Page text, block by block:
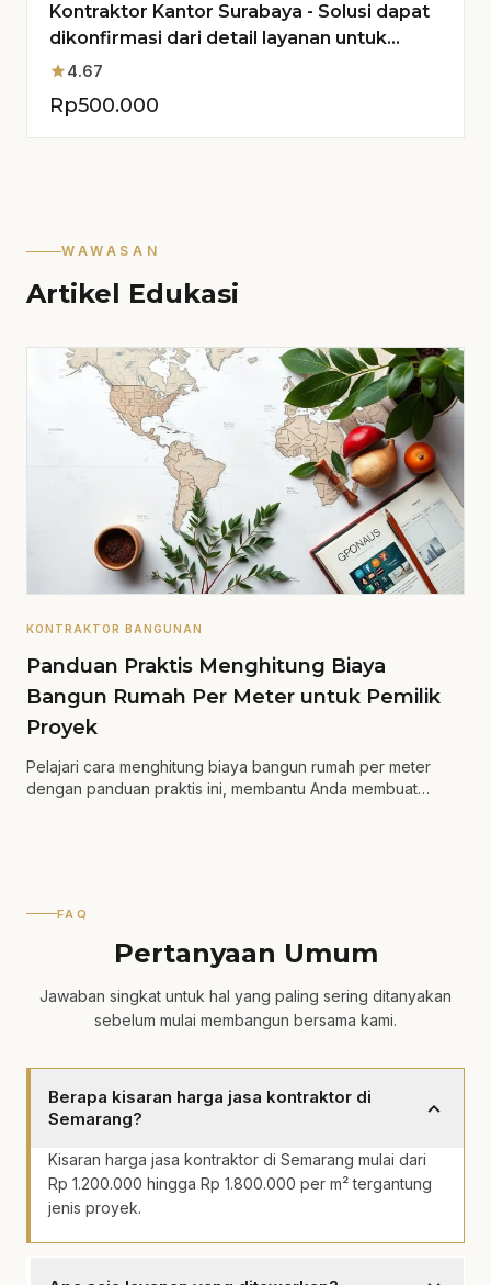
Kontraktor Kantor Surabaya - Solusi dapat
dikonfirmasi dari detail layanan untuk
Proyek Anda
star4.67
Rp500.000
WAWASAN
Artikel Edukasi
KONTRAKTOR BANGUNAN
Panduan Praktis Menghitung Biaya
Bangun Rumah Per Meter untuk Pemilik
Proyek
Pelajari cara menghitung biaya bangun rumah per meter
dengan panduan praktis ini, membantu Anda membuat
FAQ
Pertanyaan Umum
Jawaban singkat untuk hal yang paling sering ditanyakan
sebelum mulai membangun bersama kami.
Berapa kisaran harga jasa kontraktor di
Semarang?
expand_more
Kisaran harga jasa kontraktor di Semarang mulai dari
Rp 1.200.000 hingga Rp 1.800.000 per m² tergantung
jenis proyek.